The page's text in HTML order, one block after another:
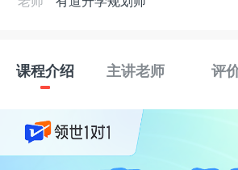
课程介绍 主讲老师 评